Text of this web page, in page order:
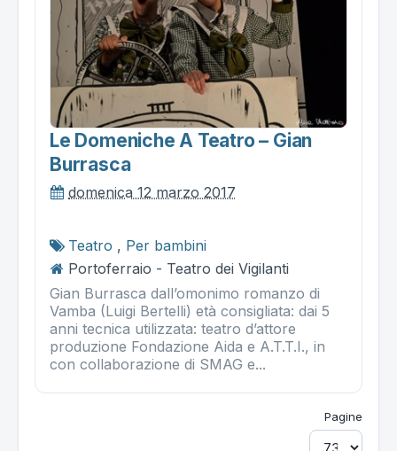
Le Domeniche A Teatro – Gian
Burrasca
domenica 12 marzo 2017
Teatro , Per bambini
Portoferraio - Teatro dei Vigilanti
Gian Burrasca dall’omonimo romanzo di
Vamba (Luigi Bertelli) età consigliata: dai 5
anni tecnica utilizzata: teatro d’attore
produzione Fondazione Aida e A.T.T.I., in
con collaborazione di SMAG e...
Pagine